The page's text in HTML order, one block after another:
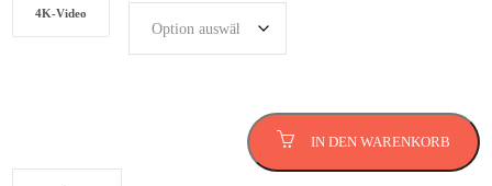
4K-Video
IN DEN WARENKORB